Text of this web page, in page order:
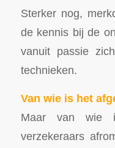
Sterker nog,
de kennis bij de
vanuit passie
technieken.
Van wie is het
Maar van wie
verzekeraars